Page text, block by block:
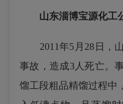
山东淄博宝源化工
2011年5月28日，
事故，造成3人死亡。
馏工段粗品精馏过程中